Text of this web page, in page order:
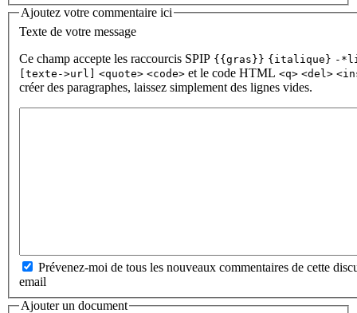
Ajoutez votre commentaire ici
Texte de votre message
Ce champ accepte les raccourcis SPIP {{gras}} {italique} -
[texte->url] <quote> <code> et le code HTML <q> <del>
créer des paragraphes, laissez simplement des lignes vides.
Prévenez-moi de tous les nouveaux commentaires de cette
email
Ajouter un document